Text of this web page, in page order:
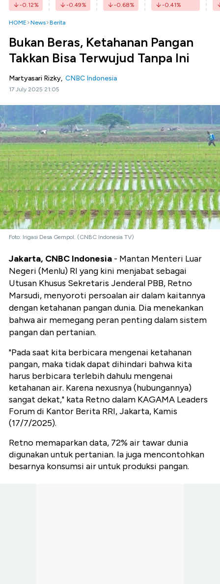
-0.12% -0.49% -0.68% -0.41%
HOME News Berita
Bukan Beras, Ketahanan Pangan
Takkan Bisa Terwujud Tanpa Ini
Martyasari Rizky, CNBC Indonesia
17 July 2025 21:05
Foto: Irigasi Desa Gempol. (CNBC Indonesia TV)
Jakarta, CNBC Indonesia - Mantan Menteri Luar
Negeri (Menlu) RI yang kini menjabat sebagai
Utusan Khusus Sekretaris Jenderal PBB, Retno
Marsudi, menyoroti persoalan air dalam kaitannya
dengan ketahanan pangan dunia. Dia menekankan
bahwa air memegang peran penting dalam sistem
pangan dan pertanian.
"Pada saat kita berbicara mengenai ketahanan
pangan, maka tidak dapat dihindari bahwa kita
harus berbicara terlebih dahulu mengenai
ketahanan air. Karena nexusnya (hubungannya)
sangat dekat," kata Retno dalam KAGAMA Leaders
Forum di Kantor Berita RRI, Jakarta, Kamis
(17/7/2025).
Retno memaparkan data, 72% air tawar dunia
digunakan untuk pertanian. Ia juga mencontohkan
besarnya konsumsi air untuk produksi pangan.